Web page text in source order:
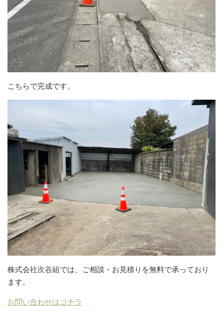
こちらで完成です。
株式会社次谷組では、ご相談・お見積りを無料で承っており
ます。
お問い合わせはコチラ